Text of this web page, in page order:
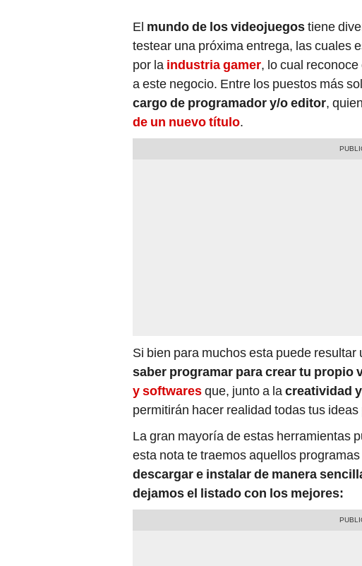
El mundo de los videojuegostiene
testear una próxima entrega, las cuales
por la industria gamer, lo cual
a este negocio. Entre los puestos más
cargo de programador y/o editor,
de un nuevo título.
Si bien para muchos esta puede resultar
saber programar para crear tu propio
y softwaresque, junto a lacreatividad
permitirán hacer realidad todas tus ideas
La gran mayoría de estas herramientas
esta nota te traemos aquellos
descargar e instalar de manera
dejamos el listado con los mejores: